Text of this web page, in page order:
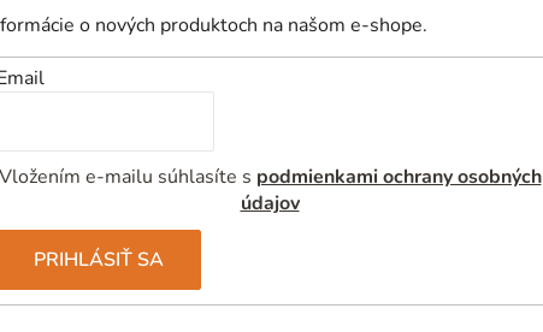
o nových produktoch na našom e-shope.
Vložením e-mailu súhlasíte s podmienkami ochrany osobných
údajov
PRIHLÁSIŤ SA